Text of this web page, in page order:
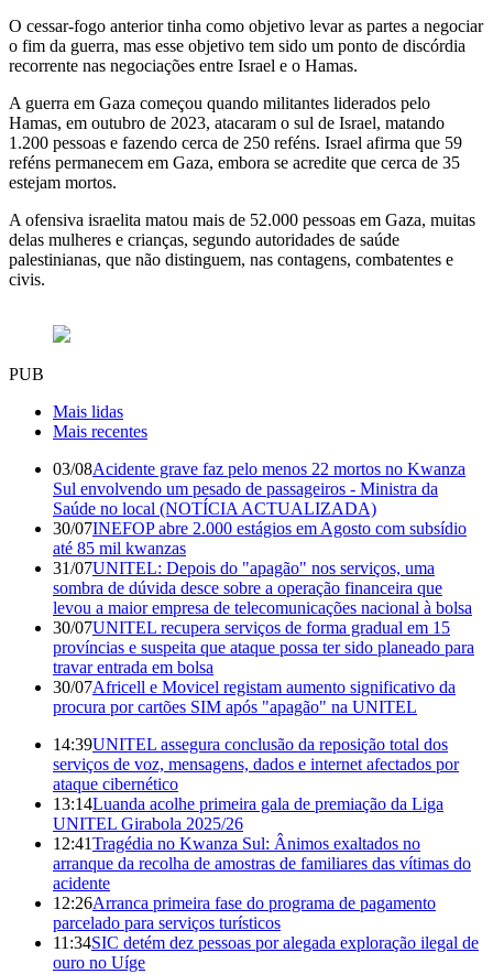
O cessar-fogo anterior tinha como objetivo levar as partes a negociar
o fim da guerra, mas esse objetivo tem sido um ponto de discórdia
recorrente nas negociações entre Israel e o Hamas.
A guerra em Gaza começou quando militantes liderados pelo
Hamas, em outubro de 2023, atacaram o sul de Israel, matando
1.200 pessoas e fazendo cerca de 250 reféns. Israel afirma que 59
reféns permanecem em Gaza, embora se acredite que cerca de 35
estejam mortos.
A ofensiva israelita matou mais de 52.000 pessoas em Gaza, muitas
delas mulheres e crianças, segundo autoridades de saúde
palestinianas, que não distinguem, nas contagens, combatentes e
civis.
PUB
Mais lidas
Mais recentes
03/08Acidente grave faz pelo menos 22 mortos no Kwanza
Sul envolvendo um pesado de passageiros - Ministra da
Saúde no local (NOTÍCIA ACTUALIZADA)
30/07INEFOP abre 2.000 estágios em Agosto com subsídio
até 85 mil kwanzas
31/07UNITEL: Depois do "apagão" nos serviços, uma
sombra de dúvida desce sobre a operação financeira que
levou a maior empresa de telecomunicações nacional à bolsa
30/07UNITEL recupera serviços de forma gradual em 15
províncias e suspeita que ataque possa ter sido planeado para
travar entrada em bolsa
30/07Africell e Movicel registam aumento significativo da
procura por cartões SIM após "apagão" na UNITEL
14:39UNITEL assegura conclusão da reposição total dos
serviços de voz, mensagens, dados e internet afectados por
ataque cibernético
13:14Luanda acolhe primeira gala de premiação da Liga
UNITEL Girabola 2025/26
12:41Tragédia no Kwanza Sul: Ânimos exaltados no
arranque da recolha de amostras de familiares das vítimas do
acidente
12:26Arranca primeira fase do programa de pagamento
parcelado para serviços turísticos
11:34SIC detém dez pessoas por alegada exploração ilegal de
ouro no Uíge